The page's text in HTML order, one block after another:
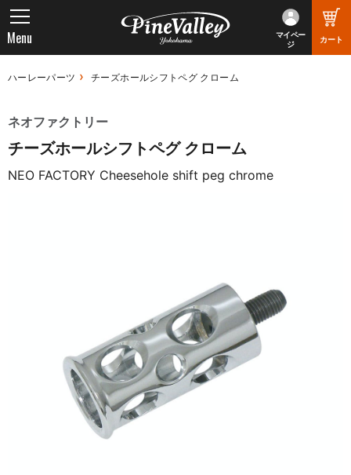
マイペー
ジ
カート
Menu
ハーレーパーツ チーズホールシフトペグ クローム
ネオファクトリー
チーズホールシフトペグ クローム
NEO FACTORY Cheesehole shift peg chrome